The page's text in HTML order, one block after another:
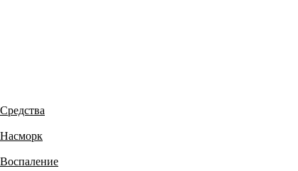
Средства
Насморк
Воспаление